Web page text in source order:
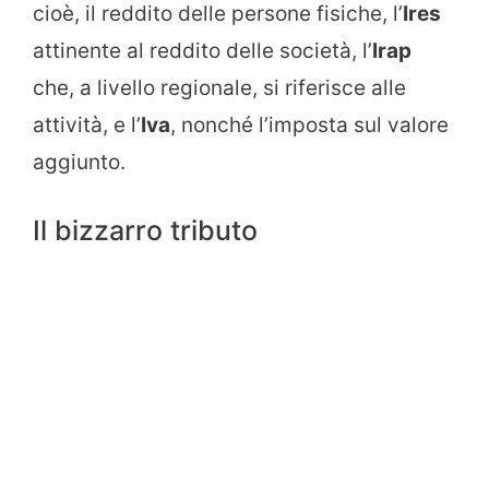
cioè, il reddito delle persone fisiche, l’Ires
attinente al reddito delle società, l’Irap
che, a livello regionale, si riferisce alle
attività, e l’Iva, nonché l’imposta sul valore
aggiunto.
Il bizzarro tributo